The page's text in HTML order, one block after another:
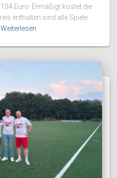
Euro. Ermäßigt kostet die
enthalten sind alle Spiele
Weiterlesen